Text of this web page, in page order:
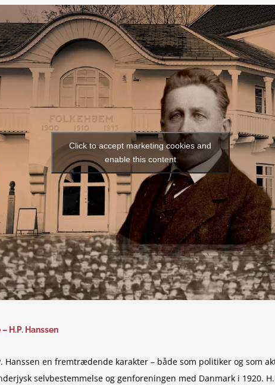
Click to accept marketing cookies and
enable this content
H.P. Hanssen
Hanssen en fremtrædende karakter – både som politiker og som
selvbestemmelse og genforeningen med Danmark i 1920.